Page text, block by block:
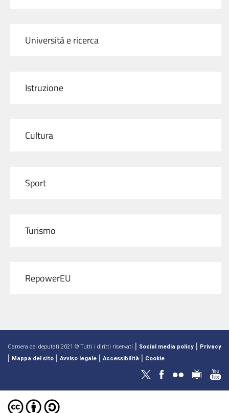
Università e ricerca
Istruzione
Cultura
Sport
Turismo
RepowerEU
Camera dei deputati 2021 © Tutti i diritti riservati | Social media policy | Privacy
| Mappa del sito | Avviso legale | Accessibilità | Cookie